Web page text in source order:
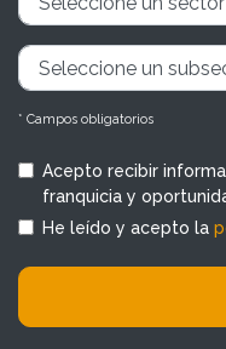
* Campos obligatorios
Acepto recibir
franquicia y
He leído y acepto la